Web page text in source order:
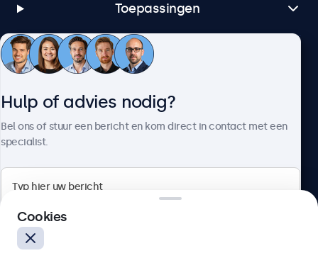
Toepassingen
Klantenservice
Hulp of advies nodig?
Bel ons of stuur een bericht en kom direct in contact met een
specialist.
Cookies